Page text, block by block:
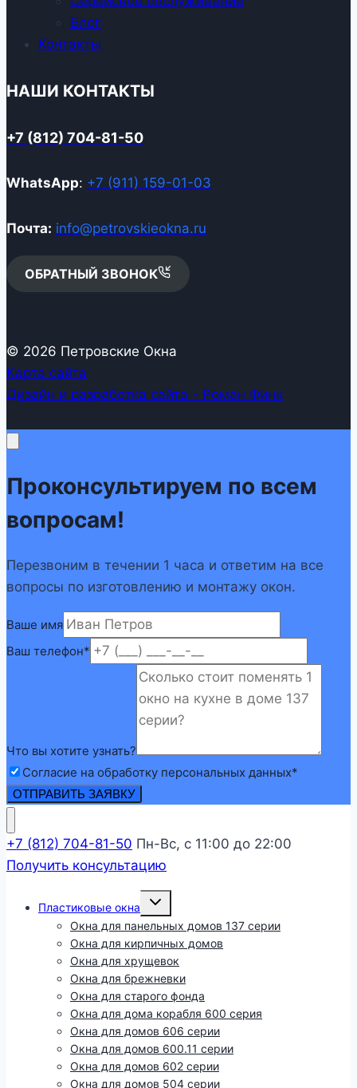
Блог
Контакты
НАШИ КОНТАКТЫ
+7 (812) 704-81-50
WhatsApp: +7 (911) 159-01-03
Почта: info@petrovskieokna.ru
ОБРАТНЫЙ ЗВОНОК
© 2026 Петровские Окна
Карта сайта
Дизайн и разработка сайта - Роман Финк
Проконсультируем по всем
вопросам!
Перезвоним в течении 1 часа и ответим на все
вопросы по изготовлению и монтажу окон.
Ваше имя
Ваш телефон*
Что вы хотите узнать?
Согласие на обработку персональных данных*
ОТПРАВИТЬ ЗАЯВКУ
+7 (812) 704-81-50 Пн-Вс, с 11:00 до 22:00
Получить консультацию
Пластиковые окна
Развернуть
меню
Окна для панельных домов 137 серии
Окна для кирпичных домов
Окна для хрущевок
Окна для брежневки
Окна для старого фонда
Окна для дома корабля 600 серия
Окна для домов 606 серии
Окна для домов 600.11 серии
Окна для домов 602 серии
Окна для домов 504 серии